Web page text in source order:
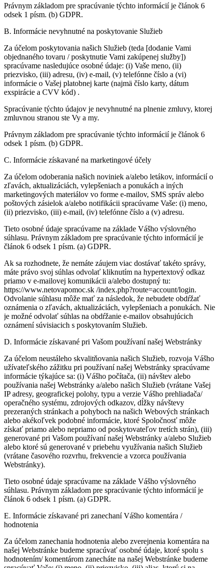
Právnym základom pre spracúvanie týchto informácií je článok 6
odsek 1 písm. (b) GDPR.
B. Informácie nevyhnutné na poskytovanie Služieb
Za účelom poskytovania našich Služieb (teda [dodanie Vami
objednaného tovaru / poskytnutie Vami zakúpenej služby])
spracúvame nasledujúce osobné údaje: (i) Vaše meno, (ii)
priezvisko, (iii) adresu, (iv) e-mail, (v) telefónne číslo a (vi)
informácie o Vašej platobnej karte (najmä číslo karty, dátum
exspirácie a CVV kód) .
Spracúvanie týchto údajov je nevyhnutné na plnenie zmluvy, ktorej
zmluvnou stranou ste Vy a my.
Právnym základom pre spracúvanie týchto informácií je článok 6
odsek 1 písm. (b) GDPR.
C. Informácie získavané na marketingové účely
Za účelom odoberania našich noviniek a/alebo letákov, informácií o
zľavách, aktualizáciách, vylepšeniach a ponukách a iných
marketingových materiálov vo forme e-mailov, SMS správ alebo
poštových zásielok a/alebo notifikácii spracúvame Vaše: (i) meno,
(ii) priezvisko, (iii) e-mail, (iv) telefónne číslo a (v) adresu.
Tieto osobné údaje spracúvame na základe Vášho výslovného
súhlasu. Právnym základom pre spracúvanie týchto informácií je
článok 6 odsek 1 písm. (a) GDPR.
Ak sa rozhodnete, že nemáte záujem viac dostávať takéto správy,
máte právo svoj súhlas odvolať kliknutím na hypertextový odkaz
priamo v e-mailovej komunikácii a/alebo dostupný tu:
https://www.netovapomoc.sk /index.php?route=account/login.
Odvolanie súhlasu môže mať za následok, že nebudete obdŕžať
oznámenia o zľavách, aktualizáciách, vylepšeniach a ponukách. Nie
je možné odvolať súhlas na obdŕžanie e-mailov obsahujúcich
oznámení súvisiacich s poskytovaním Služieb.
D. Informácie získavané pri Vašom používaní našej Webstránky
Za účelom neustáleho skvalitňovania našich Služieb, rozvoja Vášho
užívateľského zážitku pri používaní našej Webstránky spracúvame
informácie týkajúce sa: (i) Vášho počítača, (ii) návštev alebo
používania našej Webstránky a/alebo našich Služieb (vrátane Vašej
IP adresy, geografickej polohy, typu a verzie Vášho prehliadača/
operačného systému, zdrojových odkazov, dĺžky návštevy
prezeraných stránkach a pohyboch na našich Webových stránkach
alebo akékoľvek podobné informácie, ktoré Spoločnosť môže
získať priamo alebo nepriamo od poskytovateľov tretích strán), (iii)
generované pri Vašom používaní našej Webstránky a/alebo Služieb
alebo ktoré sú generované v priebehu využívania našich Služieb
(vrátane časového rozvrhu, frekvencie a vzorca používania
Webstránky).
Tieto osobné údaje spracúvame na základe Vášho výslovného
súhlasu. Právnym základom pre spracúvanie týchto informácií je
článok 6 odsek 1 písm. (a) GDPR.
E. Informácie získavané pri zanechaní Vášho komentára /
hodnotenia
Za účelom zanechania hodnotenia alebo zverejnenia komentára na
našej Webstránke budeme spracúvať osobné údaje, ktoré spolu s
hodnotením/ komentárom zanecháte na našej Webstránke budeme